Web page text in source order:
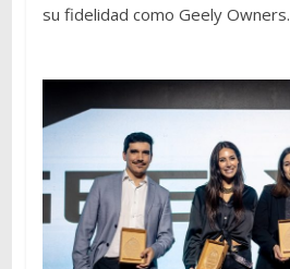
su fidelidad como Geely Owners.